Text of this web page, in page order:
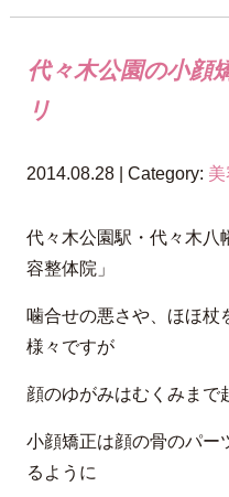
代々木公園の小顔
リ
2014.08.28 | Category:
代々木公園駅・代々木八
容整体院」
噛合せの悪さや、ほほ杖
様々ですが
顔のゆがみはむくみまで
小顔矯正は顔の骨のパー
るように